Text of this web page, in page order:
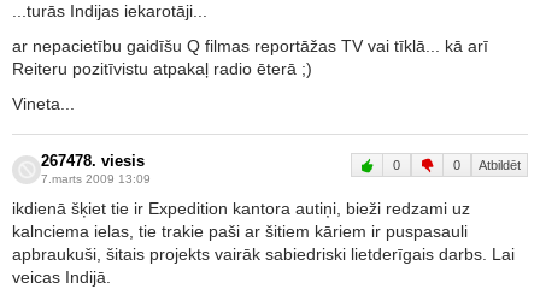
...turās Indijas iekarotāji...
ar nepacietību gaidīšu Q filmas reportāžas TV vai tīklā... kā arī
Reiteru pozitīvistu atpakaļ radio ēterā ;)
Vineta...
267478. viesis
7.marts 2009 13:09
0 0 Atbildēt
ikdienā šķiet tie ir Expedition kantora autiņi, bieži redzami uz
kalnciema ielas, tie trakie paši ar šitiem kāriem ir puspasauli
apbraukuši, šitais projekts vairāk sabiedriski lietderīgais darbs. Lai
veicas Indijā.